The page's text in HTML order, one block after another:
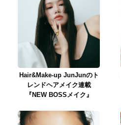
Hair&Make-up JunJunのト
レンドヘアメイク連載
『NEW BOSSメイク』